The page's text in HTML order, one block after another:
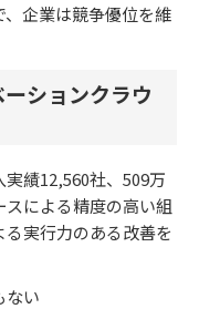
企業は競争優位を維
ションクラウ
績12,560社、509万
による精度の高い組
実行力のある改善を
ない